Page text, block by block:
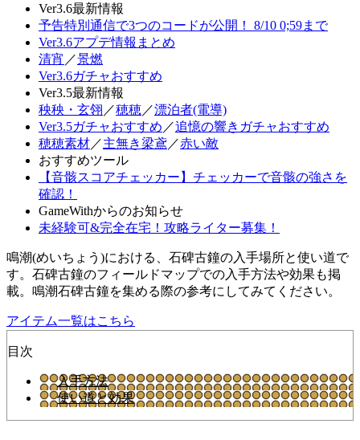
Ver3.6最新情報
予告特別通信で3つのコードが公開！ 8/10 0;59まで
Ver3.6アプデ情報まとめ
清宵 ／景燃
Ver3.6ガチャおすすめ
Ver3.5最新情報
秧秧・玄翎 ／穂穂／漂泊者(電導)
Ver3.5ガチャおすすめ ／追憶の響きガチャおすすめ
穂穂素材／主無き梁鳶 ／赤い敵
おすすめツール
【音骸スコアチェッカー】チェッカーで音骸の強さを
確認！
GameWithからのお知らせ
未経験可&完全在宅！攻略ライター募集！
鳴潮(めいちょう)における、石碑古鐘の入手場所と使い道で
す。石碑古鐘のフィールドマップでの入手方法や効果も掲
載。鳴潮石碑古鐘を集める際の参考にしてみてください。
アイテム一覧はこちら
目次
入手方法
使い道と効果